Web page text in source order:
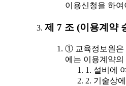
이용신청을 하여
제 7 조 (이용계약
① 교육정보원은
에는 이용계약
1. 설비에
2. 기술상